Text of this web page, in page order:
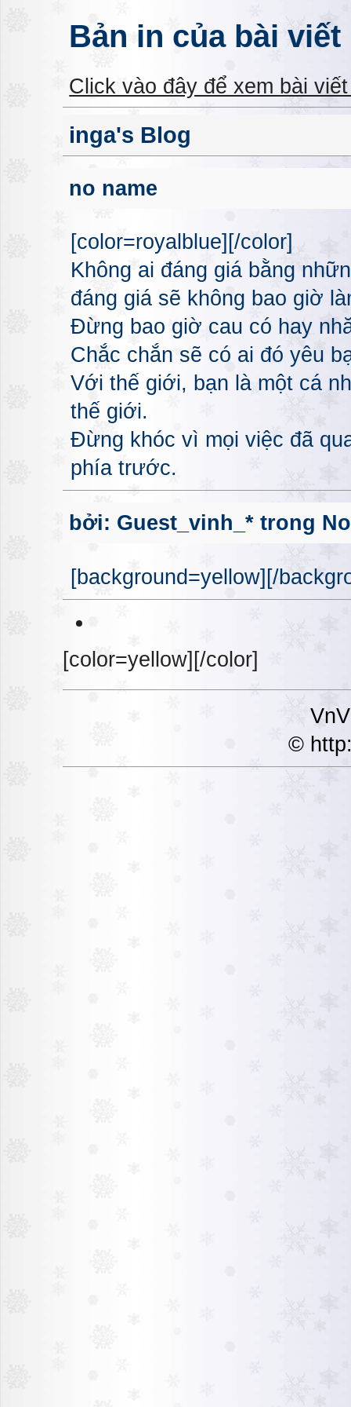
Bản in của bài viết
Click vào đây để xem bài
inga's Blog
no name
[color=royalblue][/color]
Không ai đáng giá bằng
đáng giá sẽ không bao giờ
Đừng bao giờ cau có hay
Chắc chắn sẽ có ai đó yêu
Với thế giới, bạn là một cá
thế giới.
Đừng khóc vì mọi việc đã
phía trước.
bởi: Guest_vinh_* trong
[background=yellow][/
[color=yellow][/color]
©